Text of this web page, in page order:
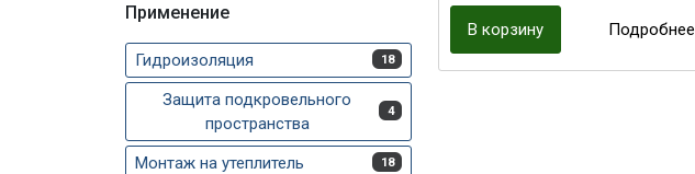
Применение
Гидроизоляция 18
Защита подкровельного
пространства
4
Монтаж на утеплитель 18
В корзину Подробнее